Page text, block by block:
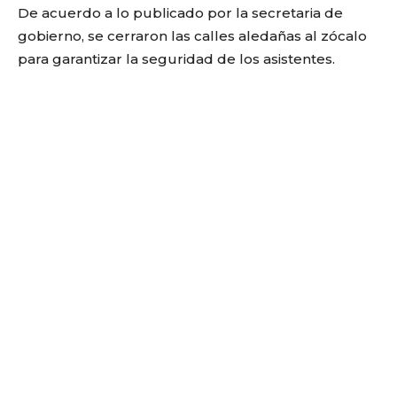
De acuerdo a lo publicado por la secretaria de
gobierno, se cerraron las calles aledañas al zócalo
para garantizar la seguridad de los asistentes.